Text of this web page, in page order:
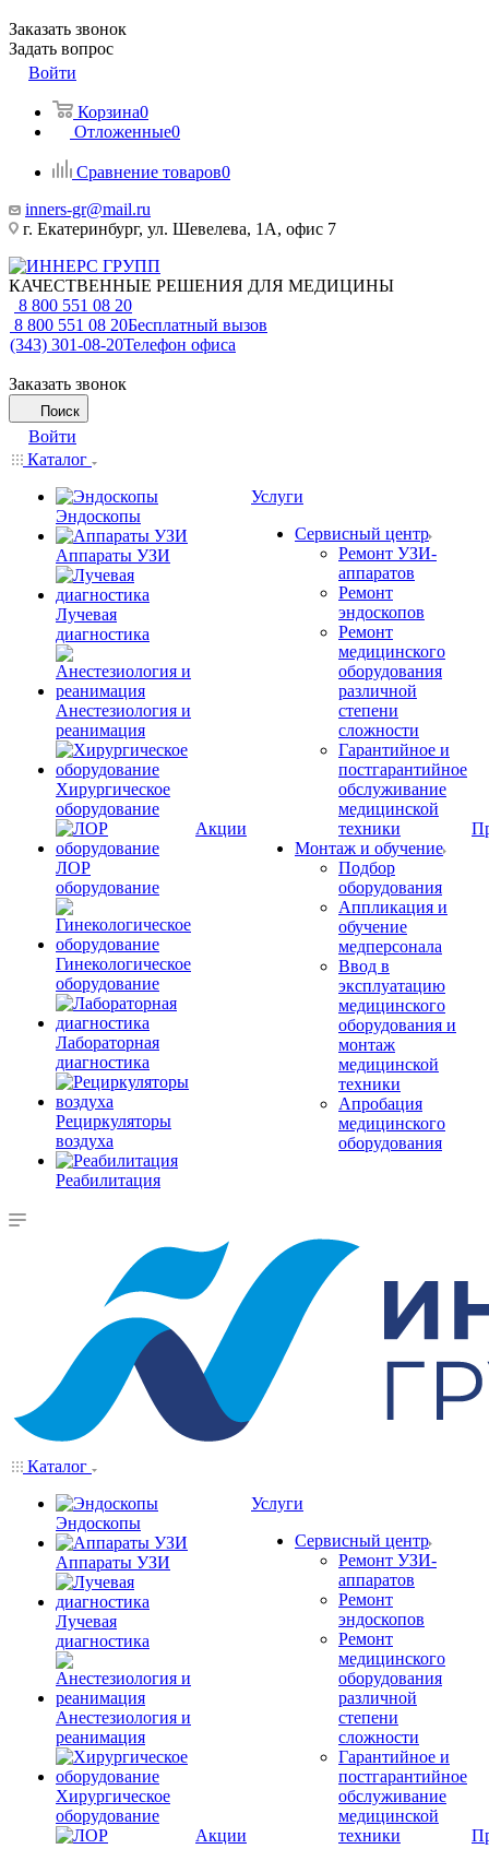
Заказать звонок
Задать вопрос
Войти
Корзина0
Отложенные0
Сравнение товаров0
inners-gr@mail.ru
г. Екатеринбург, ул. Шевелева, 1А, офис 7
КАЧЕСТВЕННЫЕ РЕШЕНИЯ ДЛЯ МЕДИЦИНЫ
8 800 551 08 20
8 800 551 08 20Бесплатный вызов
(343) 301-08-20Телефон офиса
Заказать звонок
Поиск
Войти
Каталог
Эндоскопы
Аппараты УЗИ
Лучевая
диагностика
Анестезиология и
реанимация
Хирургическое
оборудование
ЛОР
оборудование
Гинекологическое
оборудование
Лабораторная
диагностика
Рециркуляторы
воздуха
Реабилитация
Акции
Услуги
Сервисный центр
Ремонт УЗИ-
аппаратов
Ремонт
эндоскопов
Ремонт
медицинского
оборудования
различной
степени
сложности
Гарантийное и
постгарантийное
обслуживание
медицинской
техники
Монтаж и обучение
Подбор
оборудования
Аппликация и
обучение
медперсонала
Ввод в
эксплуатацию
медицинского
оборудования и
монтаж
медицинской
техники
Апробация
медицинского
оборудования
Каталог
Эндоскопы
Аппараты УЗИ
Лучевая
диагностика
Анестезиология и
реанимация
Хирургическое
оборудование
Акции
Услуги
Сервисный центр
Ремонт УЗИ-
аппаратов
Ремонт
эндоскопов
Ремонт
медицинского
оборудования
различной
степени
сложности
Гарантийное и
постгарантийное
обслуживание
медицинской
техники